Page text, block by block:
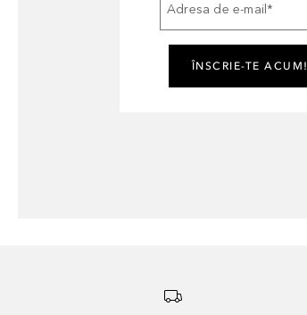
Adresa de e-mail *
ÎNSCRIE-TE ACUM!